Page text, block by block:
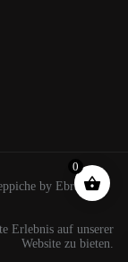
by Ebrahim
Erlebnis auf unserer
Website zu bieten.
0